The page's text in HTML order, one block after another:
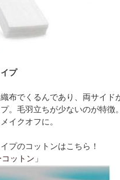
プ
布でくるんであり、両サイド
。毛羽立ちが少ないのが特徴
イクオフに。
プのコットンはこちら！
ットン 」